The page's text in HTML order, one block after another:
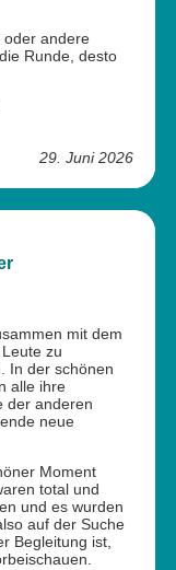
oder andere
Runde, desto
29. Juni 2026
mit dem
zu
In der schönen
alle ihre
der anderen
neue
Moment
total und
und es wurden
auf der Suche
Begleitung ist,